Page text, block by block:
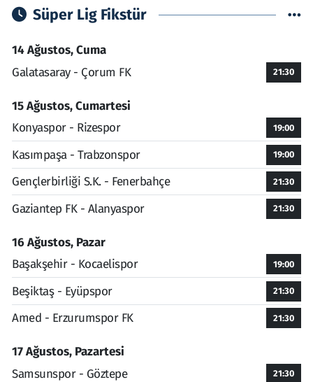
Süper Lig Fikstür
14 Ağustos, Cuma
Galatasaray - Çorum FK
21:30
15 Ağustos, Cumartesi
Konyaspor - Rizespor
19:00
Kasımpaşa - Trabzonspor 19:00
Gençlerbirliği S.K. - Fenerbahçe 21:30
Gaziantep FK - Alanyaspor 21:30
16 Ağustos, Pazar
Başakşehir - Kocaelispor
19:00
Beşiktaş - Eyüpspor 21:30
Amed - Erzurumspor FK 21:30
17 Ağustos, Pazartesi
Samsunspor - Göztepe
21:30